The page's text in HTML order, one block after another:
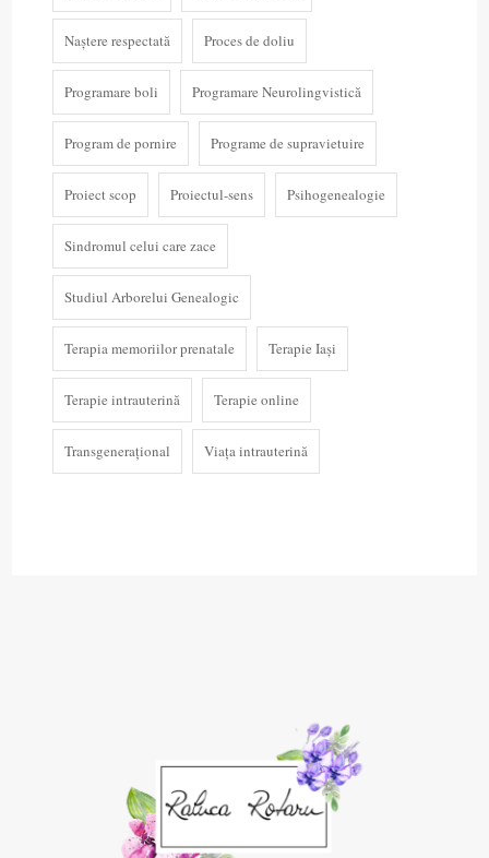
Naștere respectată Proces de doliu
Programare boli Programare Neurolingvistică
Program de pornire Programe de supravietuire
Proiect scop Proiectul-sens Psihogenealogie
Sindromul celui care zace
Studiul Arborelui Genealogic
Terapia memoriilor prenatale Terapie Iași
Terapie intrauterină Terapie online
Transgenerațional Viața intrauterină